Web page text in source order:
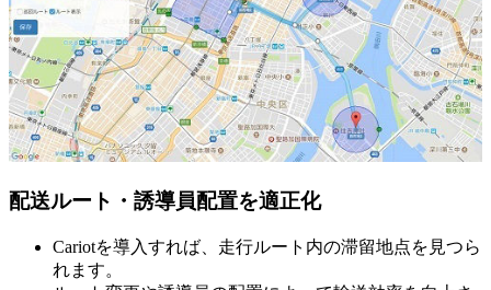
配送ルート・誘導員配置を適正化
Cariotを導入すれば、走行ルート内の滞留地点を見つら
れます。